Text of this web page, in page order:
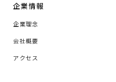
企業情報
企業理念
会社概要
アクセス